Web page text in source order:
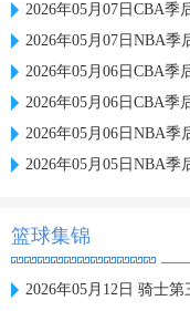
2026年05月07日CBA季
2026年05月07日NBA
2026年05月06日CBA季
2026年05月06日CBA季
2026年05月06日NBA
2026年05月05日NBA
篮球集锦
2026年05月12日 骑士第三节